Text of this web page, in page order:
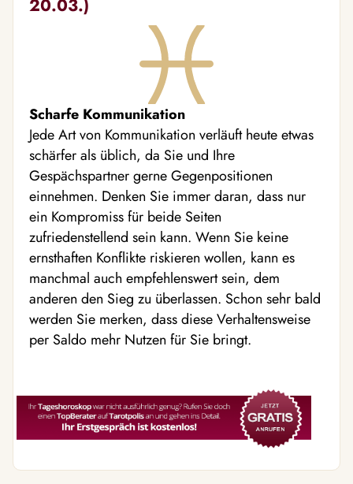
20.03.)
Scharfe Kommunikation
Jede Art von Kommunikation verläuft heute etwas
schärfer als üblich, da Sie und Ihre
Gespächspartner gerne Gegenpositionen
einnehmen. Denken Sie immer daran, dass nur
ein Kompromiss für beide Seiten
zufriedenstellend sein kann. Wenn Sie keine
ernsthaften Konflikte riskieren wollen, kann es
manchmal auch empfehlenswert sein, dem
anderen den Sieg zu überlassen. Schon sehr bald
werden Sie merken, dass diese Verhaltensweise
per Saldo mehr Nutzen für Sie bringt.